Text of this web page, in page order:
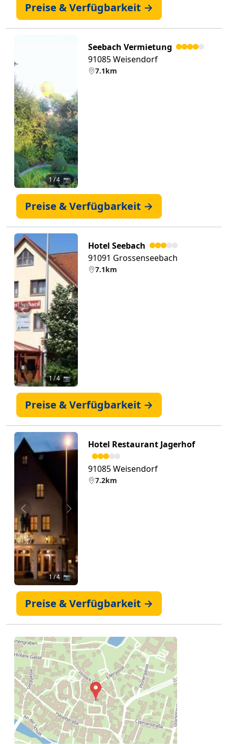
Preise & Verfügbarkeit →
Zurück Weiter
1/ 4 📷
Seebach Vermietung
91085 Weisendorf
7.1km
Preise & Verfügbarkeit →
Zurück Weiter
1 / 4 📷
Hotel Seebach
91091 Grossenseebach
7.1km
Preise & Verfügbarkeit →
Zurück Weiter
1/ 4 📷
Hotel Restaurant Jagerhof
91085 Weisendorf
7.2km
Preise & Verfügbarkeit →